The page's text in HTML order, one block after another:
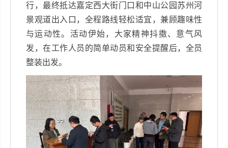
行，最终抵达嘉定西大街门口和中山公园苏州河
景观道出入口，全程路线轻松适宜，兼顾趣味性
与运动性。活动伊始，大家精神抖擞、意气风
发，在工作人员的简单动员和安全提醒后，全员
整装出发。